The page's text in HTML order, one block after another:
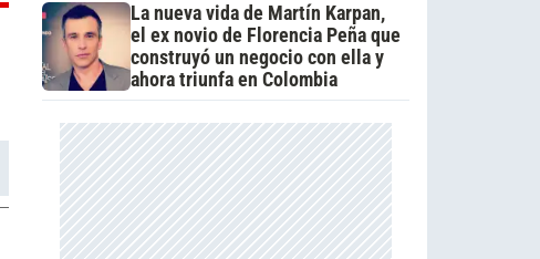
La nueva vida de Martín Karpan,
el ex novio de Florencia Peña que
construyó un negocio con ella y
ahora triunfa en Colombia